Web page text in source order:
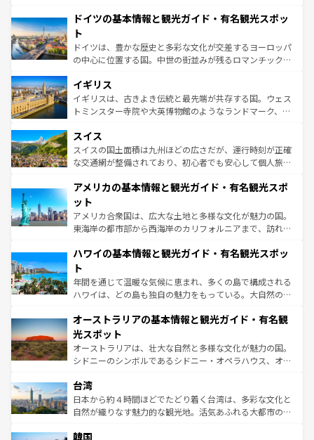
せる。地方によって風土や気候が異なるスペインはその個
ンテンツ一覧 を参照してほしい。
で、幅広い魅力が詰まっている。華麗な宮殿、歴史的な大
聖堂、美しいビーチ、そして豊かな自然が、訪れる者を心
から魅了する。また、フランスは美食の国としても知ら
れ、フランス料理はユネスコ無形文化遺産にも登録されて
香り高いラベンダー畑など、多彩な楽しみ方が可能だ。さ
らに、パリ以外の地域にも魅力が溢れており、どの街角に
も豊かな歴史と文化が息づいている。パリ以外の個性あふ
を参照してほしい。
ドイツの基本情報と観光ガイド・有名観光スポッ
ト
ドイツは、豊かな歴史と多彩な文化が交差するヨーロッパ
の中心に位置する国。中世の街並みが残るロマンチック街
顔を持つこの国は、どこを歩いても飽きることがない。ベ
ルリンの文化的活気、バイエルン州のアルプスの絶景、そ
してライン川沿いのワイン畑といった風景は必見。ビール
は、お酒好きな人にはぜひ体験してほしい。 なお、新着の
ドイツ情報はコンテンツ一覧を参照してほしい。
イギリス
イギリスは、古きよき伝統と最先端が共存する国。ウェス
トミンスター寺院や大英博物館のようなランドマーク、歴
リアごとに異なる魅力がある。また、優雅なアフタヌーン
ティー、ビール好きにはたまらない英国パブ、サッカー観
戦など、本場だからこそできる体験も豊富。イギリスを旅
ンツ一覧を参照してほしい。
スイス
スイスの国土面積は九州ほどの広さだが、運行時刻が正確
な交通網が整備されており、初心者でも安心して個人旅行
の建物がそのまま残る町や、スイスならではのユニークな
博物館もあり、アルプス観光だけでなく町歩きも満喫する
ことができる。国民の所得が高いため物価も高いが、旅行
者向けの交通パス提供のサービスもあり、うまく活用すれ
着のスイス情報はコンテンツ一覧を参照してほしい。
アメリカの基本情報と観光ガイド・有名観光スポ
ット
アメリカ合衆国は、広大な土地と多様な文化が魅力の国。
東海岸の都市部から西海岸のカリフォルニアまで、訪れる
のような巨大都市は、観光、ショッピング、エンターテイ
ンメントが詰まった刺激的なスポットだ。一方、アメリカ
西部には大自然が広がり、グランドキャニオンやイエロー
ストーン国立公園といった絶景が堪能できる。さらに、南
文化が魅力。旅行者はアメリカの各地域で異なる魅力を楽
しみながら、その多様性と豊かな歴史を感じることができ
るだろう。車でのロードトリップや列車の旅も、アメリカ
ならではの贅沢な旅のスタイルだ。 なお、新着のアメリカ
情報は コンテンツ一覧 を参照してほしい。
ハワイの基本情報と観光ガイド・有名観光スポッ
ト
年間を通じて温暖な気候に恵まれ、多くの島で構成される
ハワイは、どの島も独自の魅力をもっている。大自然の神
ワイ島は見逃せない。また、定番の観光地といえばオアフ
島だが、静かな自然を求めるならマウイ島やカウアイ島が
おすすめ。エメラルドグリーンに輝く海をはじめ、豊かな
文化や歴史が息づいている。「アロハスピリット」と呼ば
人々、おいしいローカルフードやハワイアンミュージッ
ク、伝統的なフラダンスなど、すべてがハワイの魅力を彩
っている。訪れるたびに新しい発見と感動が待っているハ
はコンテンツ一覧
オーストラリアの基本情報と観光ガイド・有名観
光スポット
オーストラリアは、壮大な自然と多様な文化が魅力の国。
シドニーのシンボルであるシドニー・オペラハウス、オー
リアリーフや大陸中央部にそびえるウルル（エアーズロッ
ク）、タスマニアの美しい原生林やケアンズの熱帯雨林な
ど、見どころがたくさん。また、カフェやワイン、オージ
いる。アクティビティも充実しており、サーフィンやダイ
台湾
日本から約４時間ほどでたどり着く台湾は、多彩な文化と
自然が織りなす魅力的な観光地。活気あふれる大都市の台
ン）、静ひつな山岳地帯である台湾東部など、都市の喧騒
韓国